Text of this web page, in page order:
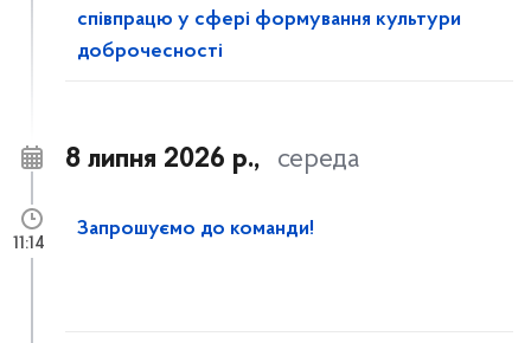
співпрацю у сфері формування культури
доброчесності
8 липня 2026 р., середа
Запрошуємо до команди!
11:14